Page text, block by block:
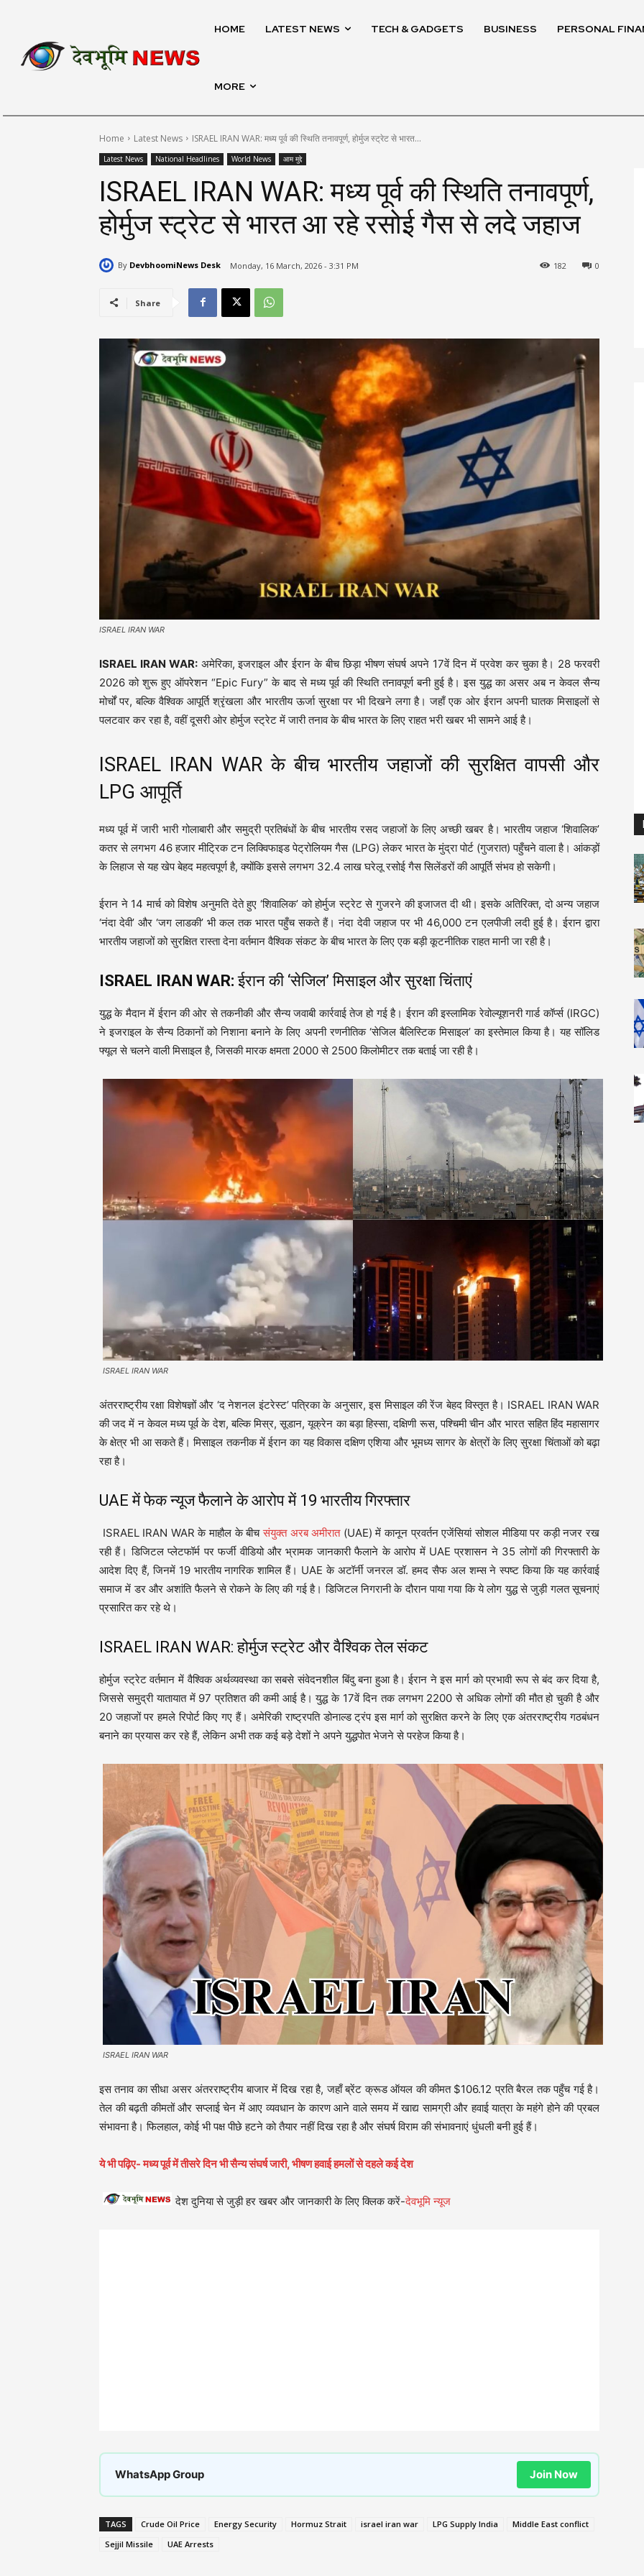
HOME LATEST NEWS TECH & GADGETS BUSINESS PERSONAL
MORE
Home Latest News ISRAEL IRAN WAR: मध्य पूर्व की स्थिति तनावपूर्ण, होर्मुज स्ट्रेट से भारत...
Latest News National Headlines World News आम मुद्दे
ISRAEL IRAN WAR: मध्य पूर्व की स्थिति तनावपूर्ण,
होर्मुज स्ट्रेट से भारत आ रहे रसोई गैस से लदे जहाज
By DevbhoomiNews Desk Monday, 16 March, 2026 - 3:31 PM 0
182
Share
ISRAEL IRAN WAR
ISRAEL IRAN WAR:अमेरिका, इजराइल और ईरान के बीच छिड़ा भीषण संघर्ष अपने 17वें दिन में प्रवेश कर चुका है। 28 फरवरी
2026 को शुरू हुए ऑपरेशन “Epic Fury” के बाद से मध्य पूर्व की स्थिति तनावपूर्ण बनी हुई है। इस युद्ध का असर अब न केवल सैन्य
मोर्चों पर, बल्कि वैश्विक आपूर्ति श्रृंखला और भारतीय ऊर्जा सुरक्षा पर भी दिखने लगा है। जहाँ एक ओर ईरान अपनी घातक मिसाइलों से
पलटवार कर रहा है, वहीं दूसरी ओर होर्मुज स्ट्रेट में जारी तनाव के बीच भारत के लिए राहत भरी खबर भी सामने आई है।
ISRAEL IRAN WAR के बीच भारतीय जहाजों की सुरक्षित वापसी और
LPG आपूर्ति
मध्य पूर्व में जारी भारी गोलाबारी और समुद्री प्रतिबंधों के बीच भारतीय रसद जहाजों के लिए अच्छी खबर है। भारतीय जहाज ‘शिवालिक’
कतर से लगभग 46 हजार मीट्रिक टन लिक्विफाइड पेट्रोलियम गैस (LPG) लेकर भारत के मुंद्रा पोर्ट (गुजरात) पहुँचने वाला है। आंकड़ों
के लिहाज से यह खेप बेहद महत्वपूर्ण है, क्योंकि इससे लगभग 32.4 लाख घरेलू रसोई गैस सिलेंडरों की आपूर्ति संभव हो सकेगी।
ईरान ने 14 मार्च को विशेष अनुमति देते हुए ‘शिवालिक’ को होर्मुज स्ट्रेट से गुजरने की इजाजत दी थी। इसके अतिरिक्त, दो अन्य जहाज
‘नंदा देवी’ और ‘जग लाडकी’ भी कल तक भारत पहुँच सकते हैं। नंदा देवी जहाज पर भी 46,000 टन एलपीजी लदी हुई है। ईरान द्वारा
भारतीय जहाजों को सुरक्षित रास्ता देना वर्तमान वैश्विक संकट के बीच भारत के लिए एक बड़ी कूटनीतिक राहत मानी जा रही है।
ISRAEL IRAN WAR:ईरान की ‘सेजिल’ मिसाइल और सुरक्षा चिंताएं
युद्ध के मैदान में ईरान की ओर से तकनीकी और सैन्य जवाबी कार्रवाई तेज हो गई है। ईरान की इस्लामिक रेवोल्यूशनरी गार्ड कॉर्प्स (IRGC)
ने इजराइल के सैन्य ठिकानों को निशाना बनाने के लिए अपनी रणनीतिक ‘सेजिल बैलिस्टिक मिसाइल’ का इस्तेमाल किया है। यह सॉलिड
फ्यूल से चलने वाली मिसाइल है, जिसकी मारक क्षमता 2000 से 2500 किलोमीटर तक बताई जा रही है।
ISRAEL IRAN WAR
अंतरराष्ट्रीय रक्षा विशेषज्ञों और ‘द नेशनल इंटरेस्ट’ पत्रिका के अनुसार, इस मिसाइल की रेंज बेहद विस्तृत है। ISRAEL IRAN WAR
की जद में न केवल मध्य पूर्व के देश, बल्कि मिस्र, सूडान, यूक्रेन का बड़ा हिस्सा, दक्षिणी रूस, पश्चिमी चीन और भारत सहित हिंद महासागर
के क्षेत्र भी आ सकते हैं। मिसाइल तकनीक में ईरान का यह विकास दक्षिण एशिया और भूमध्य सागर के क्षेत्रों के लिए सुरक्षा चिंताओं को बढ़ा
रहा है।
UAE में फेक न्यूज फैलाने के आरोप में 19 भारतीय गिरफ्तार
ISRAEL IRAN WAR के माहौल के बीचसंयुक्त अरब अमीरात(UAE) में कानून प्रवर्तन एजेंसियां सोशल मीडिया पर कड़ी नजर रख
रही हैं। डिजिटल प्लेटफॉर्म पर फर्जी वीडियो और भ्रामक जानकारी फैलाने के आरोप में UAE प्रशासन ने 35 लोगों की गिरफ्तारी के
आदेश दिए हैं, जिनमें 19 भारतीय नागरिक शामिल हैं। UAE के अटॉर्नी जनरल डॉ. हमद सैफ अल शम्स ने स्पष्ट किया कि यह कार्रवाई
समाज में डर और अशांति फैलने से रोकने के लिए की गई है। डिजिटल निगरानी के दौरान पाया गया कि ये लोग युद्ध से जुड़ी गलत सूचनाएं
प्रसारित कर रहे थे।
ISRAEL IRAN WAR: होर्मुज स्ट्रेट और वैश्विक तेल संकट
होर्मुज स्ट्रेट वर्तमान में वैश्विक अर्थव्यवस्था का सबसे संवेदनशील बिंदु बना हुआ है। ईरान ने इस मार्ग को प्रभावी रूप से बंद कर दिया है,
जिससे समुद्री यातायात में 97 प्रतिशत की कमी आई है। युद्ध के 17वें दिन तक लगभग 2200 से अधिक लोगों की मौत हो चुकी है और
20 जहाजों पर हमले रिपोर्ट किए गए हैं। अमेरिकी राष्ट्रपति डोनाल्ड ट्रंप इस मार्ग को सुरक्षित करने के लिए एक अंतरराष्ट्रीय गठबंधन
बनाने का प्रयास कर रहे हैं, लेकिन अभी तक कई बड़े देशों ने अपने युद्धपोत भेजने से परहेज किया है।
ISRAEL IRAN WAR
इस तनाव का सीधा असर अंतरराष्ट्रीय बाजार में दिख रहा है, जहाँ ब्रेंट क्रूड ऑयल की कीमत $106.12 प्रति बैरल तक पहुँच गई है।
तेल की बढ़ती कीमतों और सप्लाई चेन में आए व्यवधान के कारण आने वाले समय में खाद्य सामग्री और हवाई यात्रा के महंगे होने की प्रबल
संभावना है। फिलहाल, कोई भी पक्ष पीछे हटने को तैयार नहीं दिख रहा है और संघर्ष विराम की संभावनाएं धुंधली बनी हुई हैं।
ये भी पढ़िए- मध्य पूर्व में तीसरे दिन भी सैन्य संघर्ष जारी, भीषण हवाई हमलों से दहले कई देश
देश दुनिया से जुड़ी हर खबर और जानकारी के लिए क्लिक करें-देवभूमि न्यूज
WhatsApp Group Join Now
TAGS Crude Oil Price Energy Security Hormuz Strait israel iran war LPG Supply India
Middle East conflict
Sejjil Missile
UAE Arrests